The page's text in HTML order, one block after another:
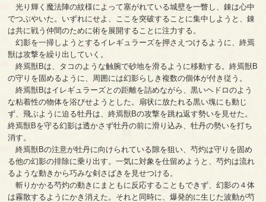
光り輝く魔法陣の紋様によって塞がれている城壁を一瞥し、錬は心中
でつぶやいた。いずれにせよ、ここを突破することに集中しようと、錬
は共に戦う仲間のために術を展開することに注力する。
幻影を一掃しようとするイレギュラーズを押さえつけるように、終焉
獣は攻撃を繰り出していく。
終焉獣Bは、タコのような触腕で砂地を滑るように移動する。終焉獣B
の守りを固めるように、周囲には幻影らしき複数の個体が付き従う。
終焉獣Bはイレギュラーズとの距離を詰めながら、黒いヘドロのよう
な粘着性の物体を浴びせようとした。扇状に放たれる黒い塊にも動じ
ず、飛ぶように迫る牡丹は、終焉獣Bの攻撃を跳ね返す勢いを見せた。
終焉獣Bを守る幻影は透かさず牡丹の前に滑り込み、牡丹の勢いを打ち
消す。
終焉獣Bの注意が牡丹に向けられている隙を狙い、芍灼は守りを固め
る他の幻影の排除に乗り出す。一気に対象を仕留めようと、芍灼は流れ
るような動きから巧みな剣さばきを見せつける。
斬りかかる芍灼の動きにまともに反応することもできず、幻影の４体
は霧散するようにかき消えた。それと同時に、爆発的に生じた波動が芍